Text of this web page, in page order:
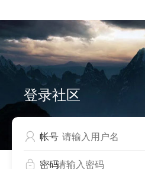
Can not write to cache files, please check
./source/plugin/comiis_app/comiis_info/ .
登录社区
 帐号
 密码